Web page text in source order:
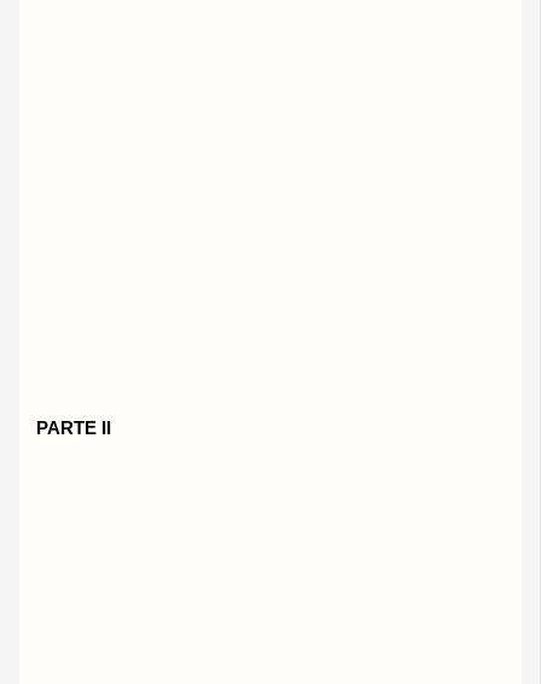
PARTE II